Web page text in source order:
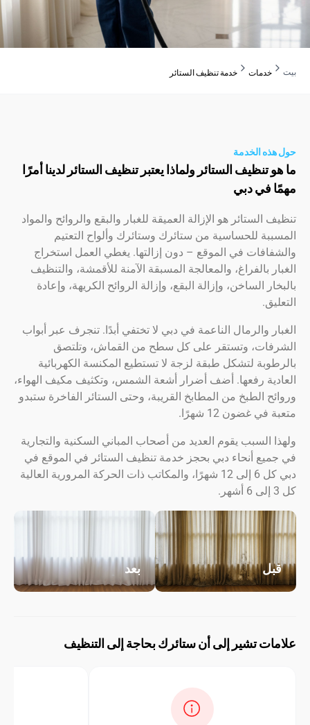
خدمات خدمة تنظيف الستائر
الخدمة
الستائر ولماذا يعتبر تنظيف الستائر لدينا أمرًا
دبي
هو الإزالة العميقة للغبار والبقع والروائح والمواد
للحساسية من ستائرك وستائرك وألواح التعتيم
في الموقع – دون إزالتها. يغطي العمل استخراج
بالفراغ، والمعالجة المسبقة الآمنة للأقمشة، والتنظيف
الساخن، وإزالة البقع، وإزالة الروائح الكريهة، وإعادة
والرمال الناعمة في دبي لا تختفي أبدًا. تنجرف عبر أبواب
وتستقر على كل سطح من القماش، وتلتصق
لتشكل طبقة لزجة لا تستطيع المكنسة الكهربائية
رفعها. أضف أضرار أشعة الشمس، وتكثيف مكيف الهواء،
الطبخ من المطابخ القريبة، وحتى الستائر الفاخرة ستبدو
غضون 12 شهرًا.
السبب يقوم العديد من أصحاب المباني السكنية والتجارية
أنحاء دبي بحجز خدمة تنظيف الستائر في الموقع في
دبي كل 6 إلى 12 شهرًا، والمكاتب ذات الحركة المرورية العالية
بعد
تشير إلى أن ستائرك بحاجة إلى التنظيف